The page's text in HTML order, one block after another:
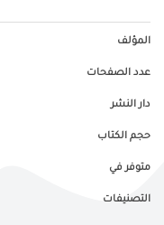
المؤلف
عدد الصفحات
دار النشر
حجم الكتاب
متوفر في
التصنيفات